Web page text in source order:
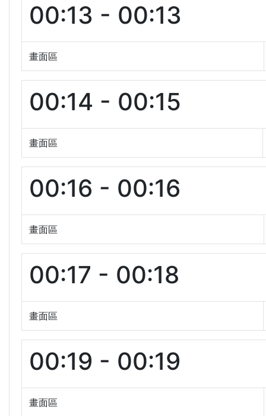
00:13 - 00:13
畫面區
00:14 - 00:15
畫面區
00:16 - 00:16
畫面區
00:17 - 00:18
畫面區
00:19 - 00:19
畫面區